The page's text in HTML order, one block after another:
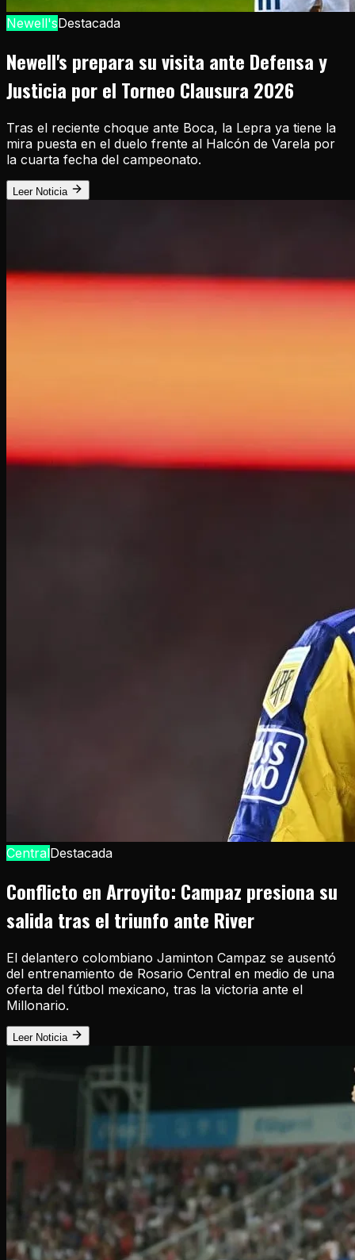
Newell'sDestacada
Newell's prepara su visita ante Defensa y
Justicia por el Torneo Clausura 2026
Tras el reciente choque ante Boca, la Lepra ya tiene la
mira puesta en el duelo frente al Halcón de Varela por
la cuarta fecha del campeonato.
Leer Noticia
CentralDestacada
Conflicto en Arroyito: Campaz presiona su
salida tras el triunfo ante River
El delantero colombiano Jaminton Campaz se ausentó
del entrenamiento de Rosario Central en medio de una
oferta del fútbol mexicano, tras la victoria ante el
Millonario.
Leer Noticia